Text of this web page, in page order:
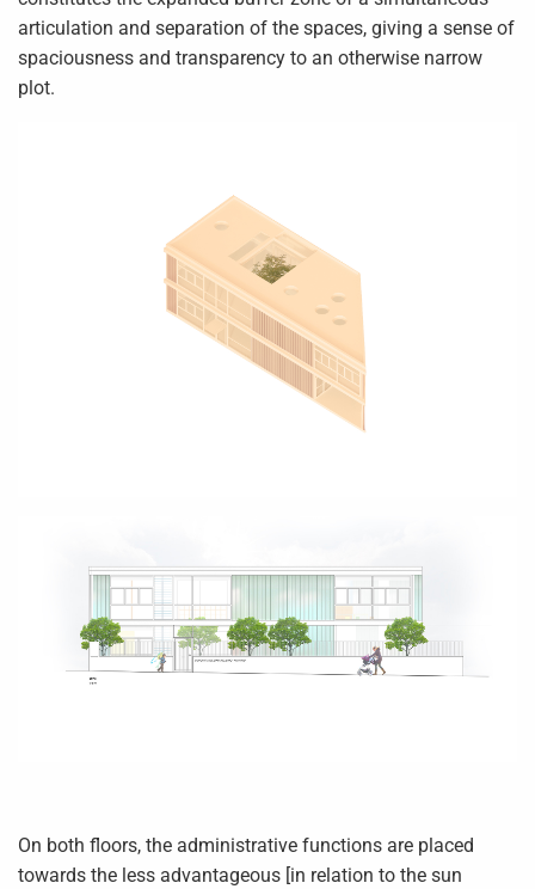
articulation and separation of the spaces, giving a sense of
spaciousness and transparency to an otherwise narrow
plot.
On both floors, the administrative functions are placed
towards the less advantageous [in relation to the sun